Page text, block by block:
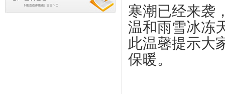
寒潮已经来袭
温和雨雪冰冻
此温馨提示大
保暖。